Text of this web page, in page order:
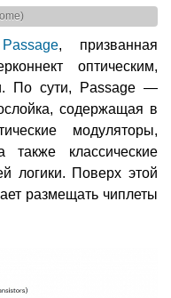
, призванная
оптическим,
По сути, Passage —
содержащая в
модуляторы,
также классические
логики. Поверх этой
размещать чиплеты